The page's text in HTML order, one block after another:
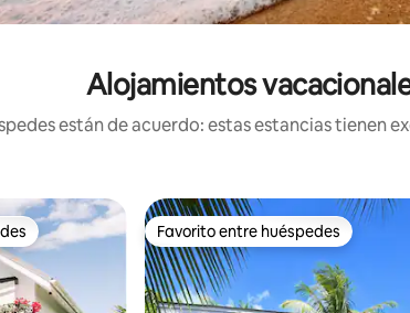
Alojamientos
están de acuerdo: estas estancias tienen
entre huéspedes Favorito entre huéspedes
Favorito entre huéspedes